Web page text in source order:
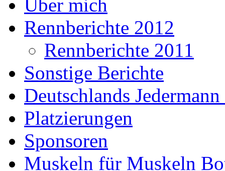
Über mich
Rennberichte 2012
Rennberichte 2011
Sonstige Berichte
Deutschlands
Platzierungen
Sponsoren
Muskeln für Muskeln